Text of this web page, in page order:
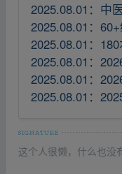
2025.08.01：中
2025.08.01：
2025.08.01：
2025.08.01：
2025.08.01：
2025.08.01：
这个人很懒，什么也没